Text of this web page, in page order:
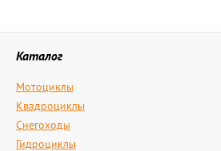
Каталог
Мотоциклы
Квадроциклы
Снегоходы
Гидроциклы